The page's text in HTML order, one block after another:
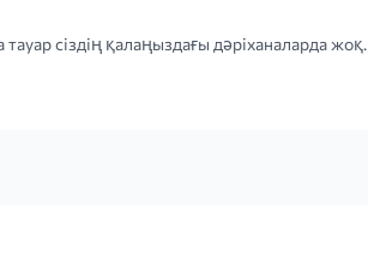
тауар сіздің қалаңыздағы дәріханаларда жоқ.